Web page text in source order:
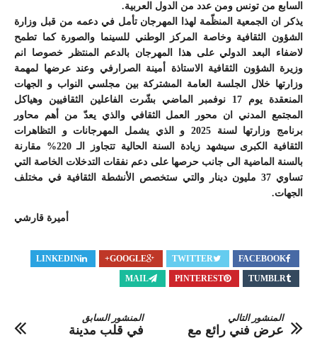
السابع من تونس ومن عدد من الدول العربية.
يذكر ان الجمعية المنظّمة لهذا المهرجان تأمل في دعمه من قبل وزارة
الشؤون الثقافية وخاصة المركز الوطني للسينما والصورة كما تطمح
لاضفاء البعد الدولي على هذا المهرجان بالدعم المنتظر خصوصا انم
وزيرة الشؤون الثقافية الاستاذة أمينة الصرارفي وعند عرضها لمهمة
وزارتها خلال الجلسة العامة المشتركة بين مجلسي النواب و الجهات
المنعقدة يوم 17 نوفمبر الماضي بشّرت الفاعلين الثقافيين وهياكل
المجتمع المدني ان محور العمل الثقافي والذي يعدّ من أهم محاور
برنامج وزارتها لسنة 2025 و الذي يشمل المهرجانات و التظاهرات
الثقافية الكبرى سيشهد زيادة السنة الحالية تتجاوز الـ 220% مقارنة
بالسنة الماضية الى جانب حرصها على دعم نفقات التدخلات الخاصة التي
تساوي 37 مليون دينار والتي ستخصص الأنشطة الثقافية في مختلف
الجهات.
أميرة قارشي
FACEBOOK
TWITTER
GOOGLE+
LINKEDIN
TUMBLR
PINTEREST
MAIL
المنشور السابق
في قلب مدينة
المنشور التالي
عرض فني رائع مع